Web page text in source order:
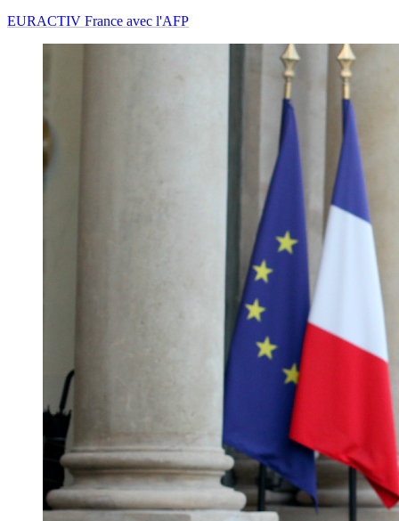
EURACTIV France avec l'AFP